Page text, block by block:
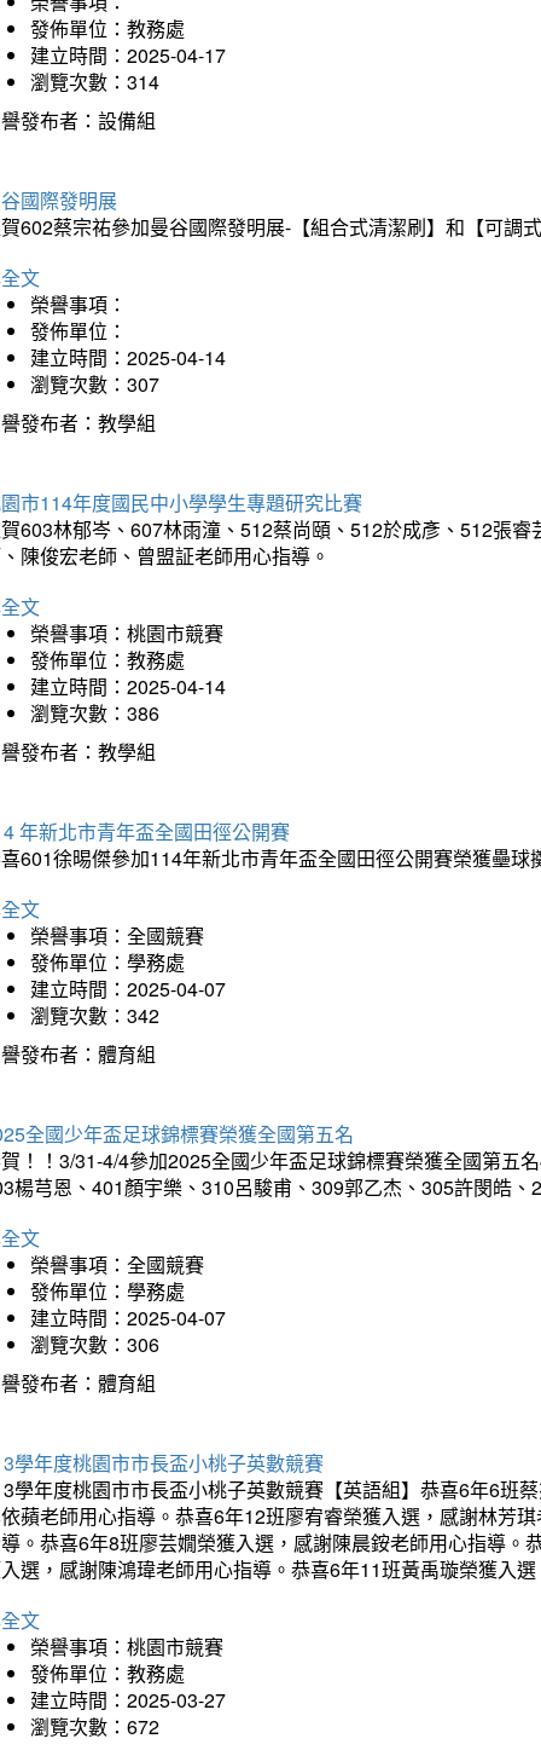
發佈單位：教務處
建立時間：2025-04-17
瀏覽次數：314
發布者：設備組
國際發明展
602蔡宗祐參加曼谷國際發明展-【組合式清潔刷】和【可調
文
榮譽事項：
發佈單位：
建立時間：2025-04-14
瀏覽次數：307
發布者：教學組
市114年度國民中小學學生專題研究比賽
603林郁岑、607林雨潼、512蔡尚頤、512於成彥、512張
陳俊宏老師、曾盟証老師用心指導。
文
榮譽事項：桃園市競賽
發佈單位：教務處
建立時間：2025-04-14
瀏覽次數：386
發布者：教學組
年新北市青年盃全國田徑公開賽
601徐晹傑參加114年新北市青年盃全國田徑公開賽榮獲壘
文
榮譽事項：全國競賽
發佈單位：學務處
建立時間：2025-04-07
瀏覽次數：342
發布者：體育組
全國少年盃足球錦標賽榮獲全國第五名
！！3/31-4/4參加2025全國少年盃足球錦標賽榮獲全國第五
楊芎恩、401顏宇樂、310呂駿甫、309郭乙杰、305許閔皓
文
榮譽事項：全國競賽
發佈單位：學務處
建立時間：2025-04-07
瀏覽次數：306
發布者：體育組
學年度桃園市市長盃小桃子英數競賽
學年度桃園市市長盃小桃子英數競賽【英語組】恭喜6年6班
蘋老師用心指導。恭喜6年12班廖宥睿榮獲入選，感謝林芳
。恭喜6年8班廖芸嫺榮獲入選，感謝陳晨銨老師用心指導
選，感謝陳鴻瑋老師用心指導。恭喜6年11班黃禹璇榮獲入
文
榮譽事項：桃園市競賽
發佈單位：教務處
建立時間：2025-03-27
瀏覽次數：672